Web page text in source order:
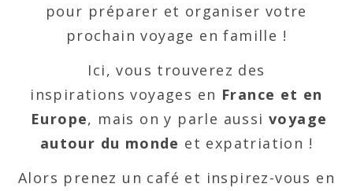
pour préparer et organiser votre
prochain voyage en famille !
Ici, vous trouverez des
inspirations voyages en France et en
Europe, mais on y parle aussi voyage
autour du monde et expatriation !
Alors prenez un café et inspirez-vous en